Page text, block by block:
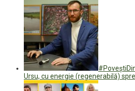
Ursu, cu energie (regenerabilă)